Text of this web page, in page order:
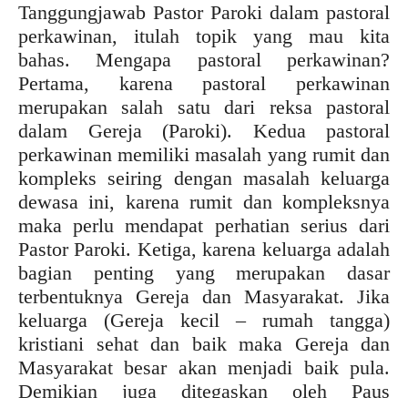
Tanggungjawab Pastor Paroki dalam pastoral
perkawinan, itulah topik yang mau kita
bahas. Mengapa pastoral perkawinan?
Pertama, karena pastoral perkawinan
merupakan salah satu dari reksa pastoral
dalam Gereja (Paroki). Kedua pastoral
perkawinan memiliki masalah yang rumit dan
kompleks seiring dengan masalah keluarga
dewasa ini, karena rumit dan kompleksnya
maka perlu mendapat perhatian serius dari
Pastor Paroki. Ketiga, karena keluarga adalah
bagian penting yang merupakan dasar
terbentuknya Gereja dan Masyarakat. Jika
keluarga (Gereja kecil – rumah tangga)
kristiani sehat dan baik maka Gereja dan
Masyarakat besar akan menjadi baik pula.
Demikian juga ditegaskan oleh Paus